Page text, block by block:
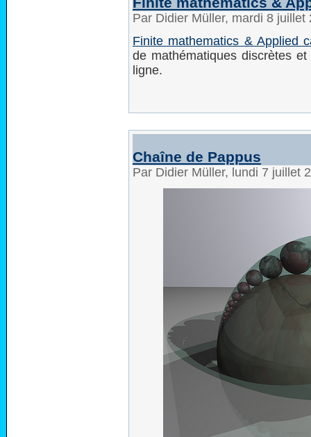
Par Didier Müller, mardi 8
Finite mathematics & Applied
de mathématiques discrètes
ligne.
Chaîne de Pappus
Par Didier Müller, lundi 7 juillet